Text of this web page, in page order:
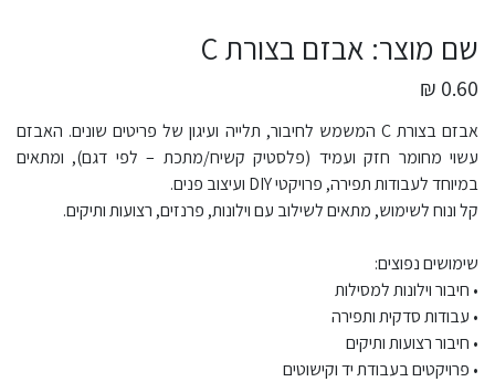
שם מוצר: אבזם בצורת C
0.60 ₪
אבזם בצורת C המשמש לחיבור, תלייה ועיגון של פריטים שונים. האבזם
עשוי מחומר חזק ועמיד (פלסטיק קשיח/מתכת – לפי דגם), ומתאים
במיוחד לעבודות תפירה, פרויקטי DIY ועיצוב פנים.
קל ונוח לשימוש, מתאים לשילוב עם וילונות, פרנזים, רצועות ותיקים.
שימושים נפוצים:
• חיבור וילונות למסילות
• עבודות סדקית ותפירה
• חיבור רצועות ותיקים
• פרויקטים בעבודת יד וקישוטים